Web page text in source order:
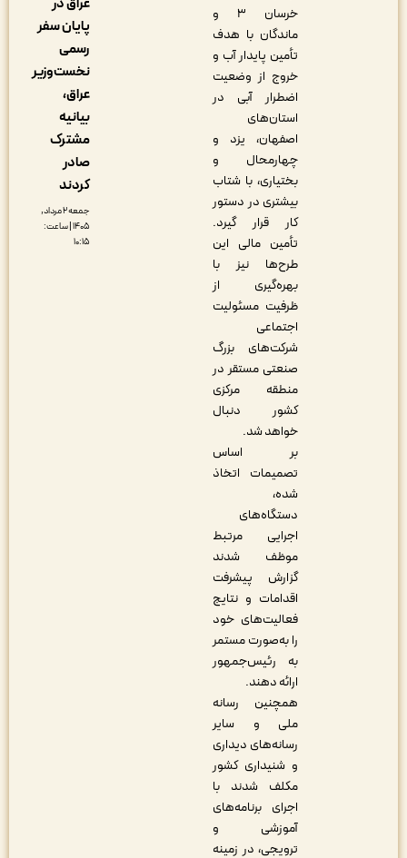
خرسان ۳ و
ماندگان با هدف
تأمین پایدار آب و
خروج از وضعیت
اضطرار آبی در
استان‌های
اصفهان، یزد و
چهارمحال و
بختیاری، با شتاب
بیشتری در دستور
کار قرار گیرد.
تأمین مالی این
طرح‌ها نیز با
بهره‌گیری از
ظرفیت مسئولیت
اجتماعی
شرکت‌های بزرگ
صنعتی مستقر در
منطقه مرکزی
کشور دنبال
خواهد شد.
بر اساس
تصمیمات اتخاذ
دستگاه‌های
اجرایی مرتبط
موظف شدند
گزارش پیشرفت
اقدامات و نتایج
فعالیت‌های خود
را به‌صورت مستمر
به رئیس‌جمهور
ارائه دهند.
همچنین رسانه
ملی و سایر
رسانه‌های دیداری
و شنیداری کشور
مکلف شدند با
اجرای برنامه‌های
آموزشی و
ترویجی، در زمینه
پایان سفر
نخست‌وزیر
جمعه ۲ مرداد,
۱۴۰۵ | ساعت: